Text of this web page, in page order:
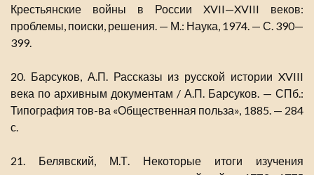
Крестьянские войны в России XVII—XVIII веков:
проблемы, поиски, решения. — М.: Наука, 1974. — С. 390—
399.
20. Барсуков, А.П. Рассказы из русской истории XVIII
века по архивным документам / А.П. Барсуков. — СПб.:
Типография тов-ва «Общественная польза», 1885. — 284
с.
21. Белявский, М.Т. Некоторые итоги изучения